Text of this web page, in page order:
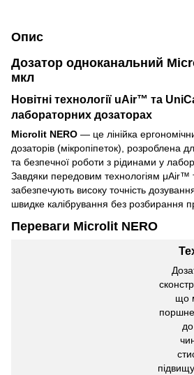
Опис
Дозатор одноканальний
мкл
Новітні технології uAir™ та
лабораторних дозаторах
Microlit NERO — це лінійка
дозаторів (мікропіпеток), розроблена
та безпечної роботи з рідинами у
Завдяки передовим технологіям
забезпечують високу точність
швидке калібрування без розбирання
Переваги Microlit NERO
що